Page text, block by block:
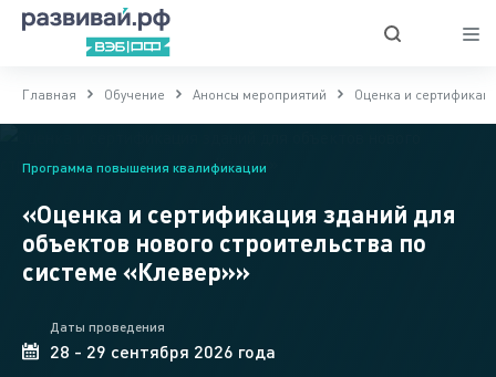
Главная Обучение Анонсы мероприятий Оценка и
Программа повышения квалификации
«Оценка и сертификация зданий для
объектов нового строительства по
системе «Клевер»»
Даты проведения
28 - 29 сентября 2026 года